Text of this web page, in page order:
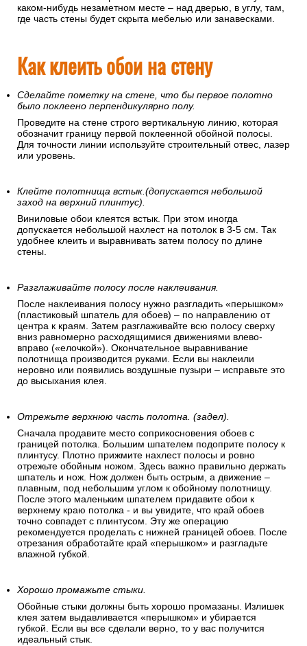
каком-нибудь незаметном месте – над дверью, в углу, там,
где часть стены будет скрыта мебелью или занавесками.
Как клеить обои на стену
Сделайте пометку на стене, что бы первое полотно
было поклеено перпендикулярно полу.
Проведите на стене строго вертикальную линию, которая
обозначит границу первой поклеенной обойной полосы.
Для точности линии используйте строительный отвес, лазер
или уровень.
Клейте полотнища встык.(допускается небольшой
заход на верхний плинтус).
Виниловые обои клеятся встык. При этом иногда
допускается небольшой нахлест на потолок в 3-5 см. Так
удобнее клеить и выравнивать затем полосу по длине
стены.
Разглаживайте полосу после наклеивания.
После наклеивания полосу нужно разгладить «перышком»
(пластиковый шпатель для обоев) – по направлению от
центра к краям. Затем разглаживайте всю полосу сверху
вниз равномерно расходящимися движениями влево-
вправо («елочкой»). Окончательное выравнивание
полотнища производится руками. Если вы наклеили
неровно или появились воздушные пузыри – исправьте это
до высыхания клея.
Отрежьте верхнюю часть полотна. (задел).
Сначала продавите место соприкосновения обоев с
границей потолка. Большим шпателем подоприте полосу к
плинтусу. Плотно прижмите нахлест полосы и ровно
отрежьте обойным ножом. Здесь важно правильно держать
шпатель и нож. Нож должен быть острым, а движение –
плавным, под небольшим углом к обойному полотнищу.
После этого маленьким шпателем придавите обои к
верхнему краю потолка - и вы увидите, что край обоев
точно совпадет с плинтусом. Эту же операцию
рекомендуется проделать с нижней границей обоев. После
отрезания обработайте край «перышком» и разгладьте
влажной губкой.
Хорошо промажьте стыки.
Обойные стыки должны быть хорошо промазаны. Излишек
клея затем выдавливается «перышком» и убирается
губкой. Если вы все сделали верно, то у вас получится
идеальный стык.